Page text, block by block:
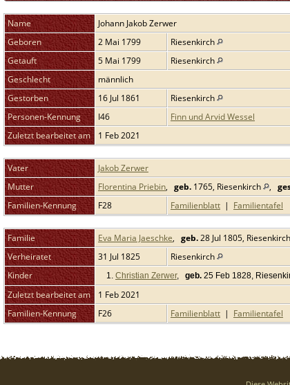
Name Johann JakobZerwer
Geboren
2 Mai 1799
Riesenkirch
Getauft
5 Mai 1799
Riesenkirch
Geschlecht
männlich
Gestorben
16 Jul 1861
Riesenkirch
Personen-Kennung
I46
Finn und Arvid Wessel
Zuletzt bearbeitet am
1 Feb 2021
Vater
Jakob Zerwer
Mutter
Florentina Priebin, geb. 1765, Riesenkirch ,
Familien-Kennung
F28 Familienblatt | Familientafel
Familie Eva Maria Jaeschke, geb.28 Jul 1805, Riesenkirch
Verheiratet
31 Jul 1825
Riesenkirch
Kinder
1. Christian Zerwer, geb. 25 Feb 1828,
Zuletzt bearbeitet am
1 Feb 2021
Familien-Kennung
F26 Familienblatt | Familientafel